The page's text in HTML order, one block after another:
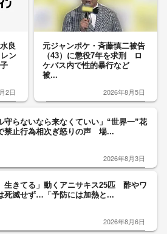
良
ン
2日
元ジャンポケ・斉藤慎二被告
（43）に懲役7年を求刑 ロ
ケバス内で性的暴行など
被...
2026年8月5日
守らないなら来なくていい」“世界一”花
禁止行為相次ぎ怒りの声 場...
2026年8月3日
生きてる」動くアニサキス25匹 酢やワ
死滅せず…「予防には加熱と...
2026年8月6日